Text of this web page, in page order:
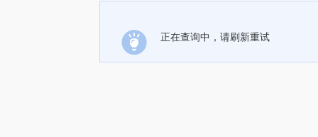
正在查询中，请刷新重试